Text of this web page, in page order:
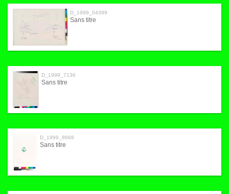
D_1999_04399
Sans titre
D_1999_7136
Sans titre
D_1999_8668
Sans titre